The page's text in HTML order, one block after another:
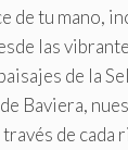
de tu mano,
las
de la
Baviera,
de cada